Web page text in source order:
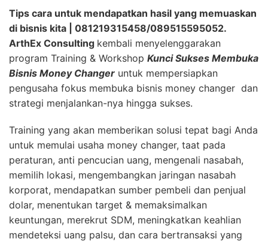
Tips cara untuk mendapatkan hasil yang memuaskan
di bisnis kita | 081219315458/089515595052.
ArthEx Consulting kembali menyelenggarakan
program Training & Workshop Kunci Sukses Membuka
Bisnis Money Changer untuk mempersiapkan
pengusaha fokus membuka bisnis money changer dan
strategi menjalankan-nya hingga sukses.
Training yang akan memberikan solusi tepat bagi Anda
untuk memulai usaha money changer, taat pada
peraturan, anti pencucian uang, mengenali nasabah,
memilih lokasi, mengembangkan jaringan nasabah
korporat, mendapatkan sumber pembeli dan penjual
dolar, menentukan target & memaksimalkan
keuntungan, merekrut SDM, meningkatkan keahlian
mendeteksi uang palsu, dan cara bertransaksi yang